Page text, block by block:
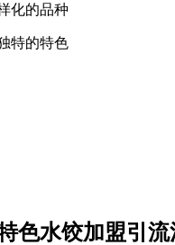
化的品种
特的特色
色水饺加盟引流